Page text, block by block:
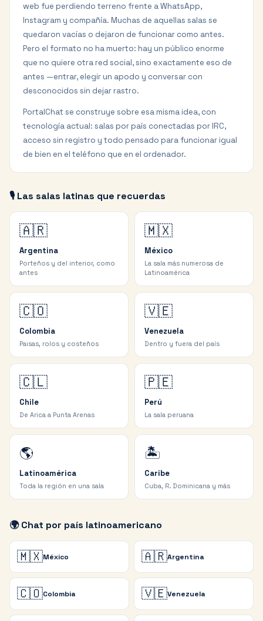
web fue perdiendo terreno frente a WhatsApp,
Instagram y compañía. Muchas de aquellas salas se
quedaron vacías o dejaron de funcionar como antes.
Pero el formato no ha muerto: hay un público enorme
que no quiere otra red social, sino exactamente eso de
antes —entrar, elegir un apodo y conversar con
desconocidos sin dejar rastro.
PortalChat se construye sobre esa misma idea, con
tecnología actual: salas por país conectadas por IRC,
acceso sin registro y todo pensado para funcionar igual
de bien en el teléfono que en el ordenador.
🎙️ Las salas latinas que recuerdas
🇦🇷
Argentina
Porteños y del interior, como
antes
🇲🇽
México
La sala más numerosa de
Latinoamérica
🇨🇴
Colombia
Paisas, rolos y costeños
🇻🇪
Venezuela
Dentro y fuera del país
🇨🇱
Chile
De Arica a Punta Arenas
🇵🇪
Perú
La sala peruana
🌎
Latinoamérica
Toda la región en una sala
🏝️
Caribe
Cuba, R. Dominicana y más
🌍 Chat por país latinoamericano
🇲🇽México 🇦🇷Argentina
🇨🇴Colombia 🇻🇪Venezuela